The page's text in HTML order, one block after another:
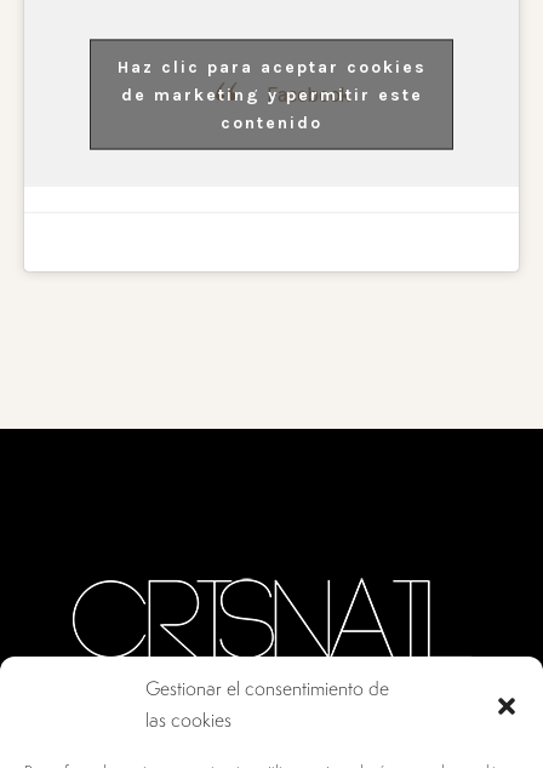
Gestionar el consentimiento de
las cookies
Facebook
Haz clic para aceptar cookies
de marketing y permitir este
contenido